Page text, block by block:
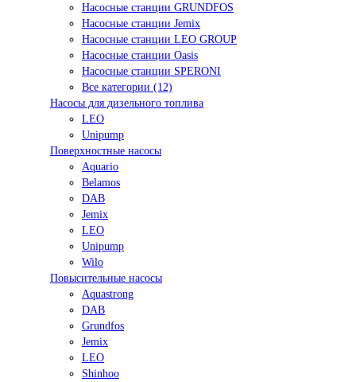
Насосные станции GRUNDFOS
Насосные станции Jemix
Насосные станции LEO GROUP
Насосные станции Oasis
Насосные станции SPERONI
Все категории (12)
Насосы для дизельного топлива
LEO
Unipump
Поверхностные насосы
Aquario
Belamos
DAB
Jemix
LEO
Unipump
Wilo
Повысительные насосы
Aquastrong
DAB
Grundfos
Jemix
LEO
Shinhoo